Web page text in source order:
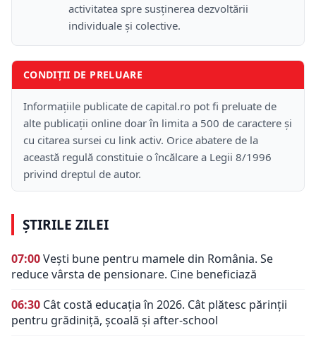
activitatea spre susținerea dezvoltării
individuale și colective.
CONDIȚII DE PRELUARE
Informațiile publicate de capital.ro pot fi preluate de
alte publicații online doar în limita a 500 de caractere și
cu citarea sursei cu link activ. Orice abatere de la
această regulă constituie o încălcare a Legii 8/1996
privind dreptul de autor.
ȘTIRILE ZILEI
07:00Vești bune pentru mamele din România. Se
reduce vârsta de pensionare. Cine beneficiază
06:30 Cât costă educația în 2026. Cât plătesc părinții
pentru grădiniță, școală și after-school